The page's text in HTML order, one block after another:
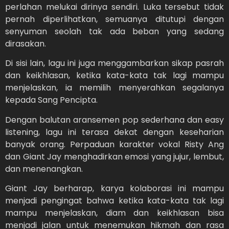
perlahan melukai dirinya sendiri. Luka tersebut tidak
pernah diperlihatkan, semuanya ditutupi dengan
senyuman seolah tak ada beban yang sedang
dirasakan.
Di sisi lain, lagu ini juga menggambarkan sikap pasrah
dan keikhlasan, ketika kata-kata tak lagi mampu
menjelaskan, ia memilih menyerahkan segalanya
kepada Sang Pencipta.
Dengan balutan aransemen pop sederhana dan easy
listening, lagu ini terasa dekat dengan keseharian
banyak orang. Perpaduan karakter vokal Risty Ang
dan Giant Jay menghadirkan emosi yang jujur, lembut,
dan menenangkan.
Giant Jay berharap, karya kolaborasi ini mampu
menjadi pengingat bahwa ketika kata-kata tak lagi
mampu menjelaskan, diam dan keikhlasan bisa
menjadi jalan untuk menemukan hikmah dan rasa